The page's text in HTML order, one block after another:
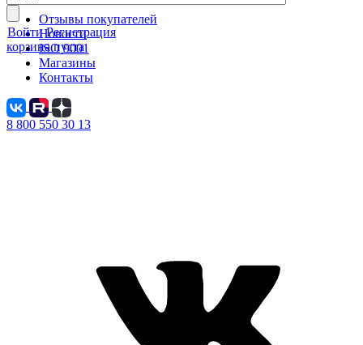
Войти Регистрация
корзина пуста
Отзывы покупателей
Новости
ISO 9001
Магазины
Контакты
8 800 550 30 13